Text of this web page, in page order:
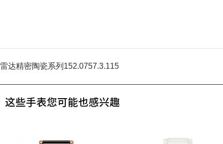
雷达精密陶瓷系列152.0757.3.115
这些手表您可能也感兴趣